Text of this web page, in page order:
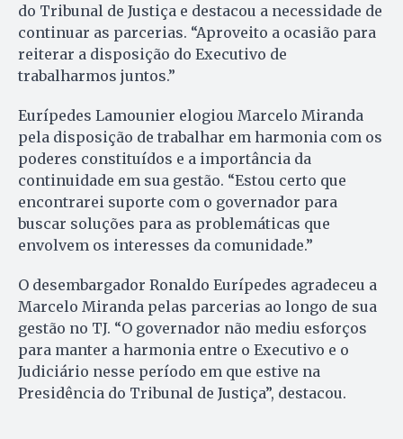
do Tribunal de Justiça e destacou a necessidade de
continuar as parcerias. “Aproveito a ocasião para
reiterar a disposição do Executivo de
trabalharmos juntos.”
Eurípedes Lamounier elogiou Marcelo Miranda
pela disposição de trabalhar em harmonia com os
poderes constituídos e a importância da
continuidade em sua gestão. “Estou certo que
encontrarei suporte com o governador para
buscar soluções para as problemáticas que
envolvem os interesses da comunidade.”
O desembargador Ronaldo Eurípedes agradeceu a
Marcelo Miranda pelas parcerias ao longo de sua
gestão no TJ. “O governador não mediu esforços
para manter a harmonia entre o Executivo e o
Judiciário nesse período em que estive na
Presidência do Tribunal de Justiça”, destacou.